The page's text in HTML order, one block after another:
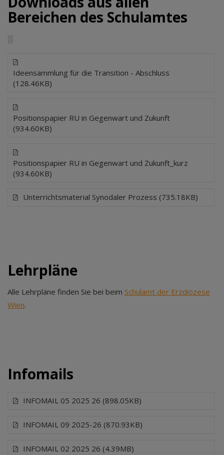
Bereichen des Schulamtes
░
Ideensammlung für die Transition - Abschluss
(128.46KB)
Positionspapier RU in Gegenwart und Zukunft
(934.60KB)
Positionspapier RU in Gegenwart und Zukunft_kurz
(934.60KB)
Unterrichtsmaterial Synodaler Prozess (735.18KB)
Lehrpläne
Alle Lehrpläne finden Sie bei beim Schulamt der Erzdiözese
Wien.
Infomails
INFOMAIL 05 2025 26 (898.05KB)
INFOMAIL 09 2025-26 (870.93KB)
INFOMAIL 02 2025 26 (4.39MB)